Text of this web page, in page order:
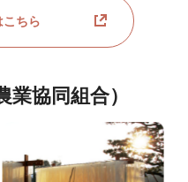
こちら
協同組合）